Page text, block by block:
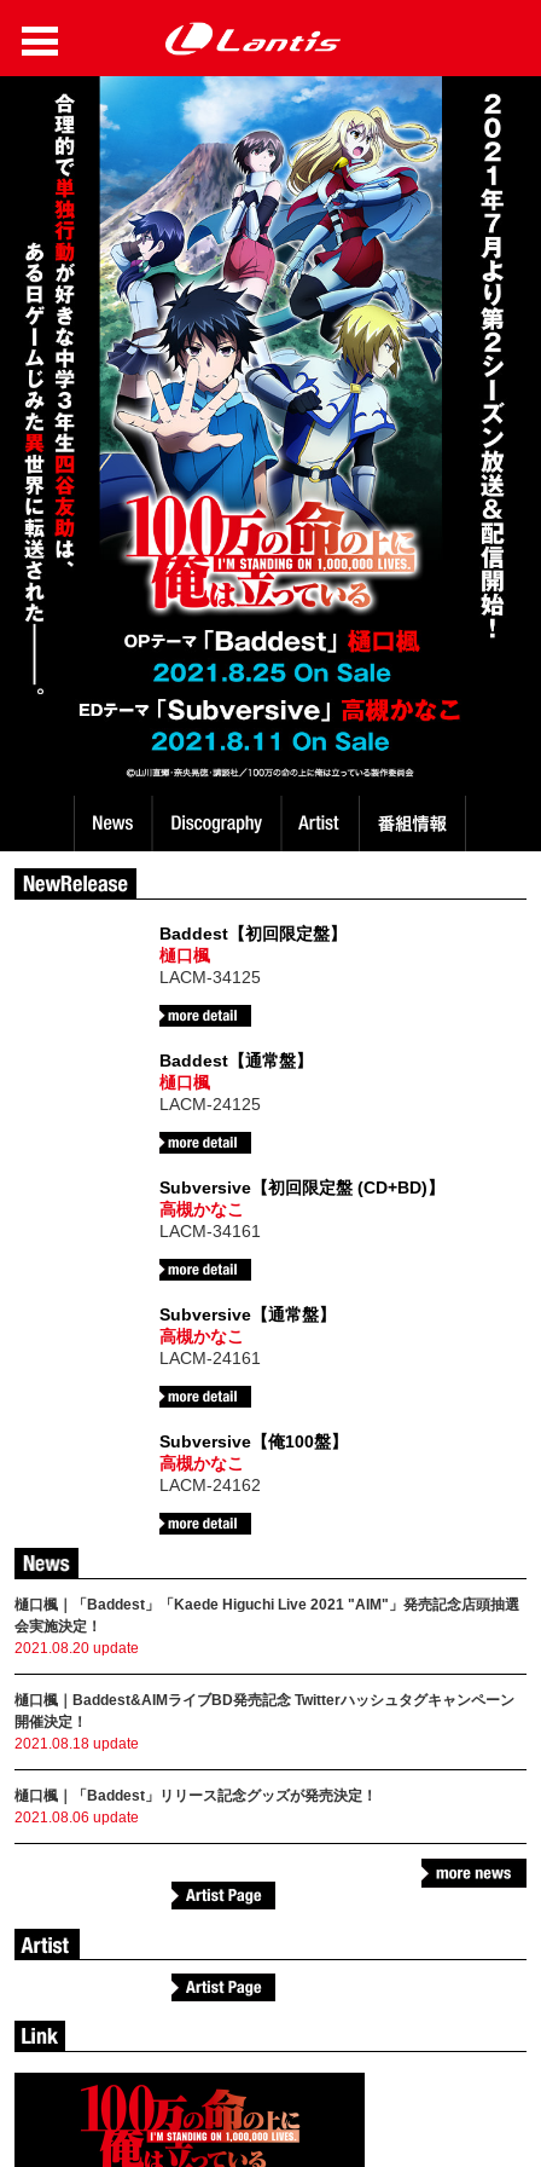
Baddest【初回限定盤】
樋口楓
LACM-34125
Baddest【通常盤】
樋口楓
LACM-24125
Subversive【初回限定盤 (CD+BD)】
高槻かなこ
LACM-34161
Subversive【通常盤】
高槻かなこ
LACM-24161
Subversive【俺100盤】
高槻かなこ
LACM-24162
樋口楓｜「Baddest」「Kaede Higuchi Live 2021 "AIM"」発売記念店頭抽選
会実施決定！
2021.08.20 update
樋口楓｜Baddest&AIMライブBD発売記念 Twitterハッシュタグキャンペーン
開催決定！
2021.08.18 update
樋口楓｜「Baddest」リリース記念グッズが発売決定！
2021.08.06 update
樋口楓
高槻かなこ